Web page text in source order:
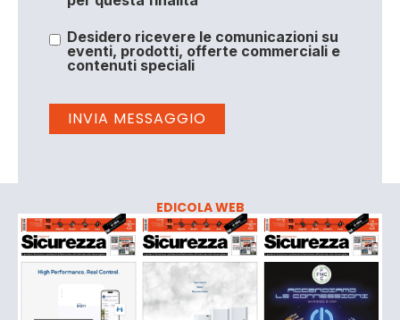
Desidero ricevere le comunicazioni su
eventi, prodotti, offerte commerciali e
contenuti speciali
EDICOLA WEB